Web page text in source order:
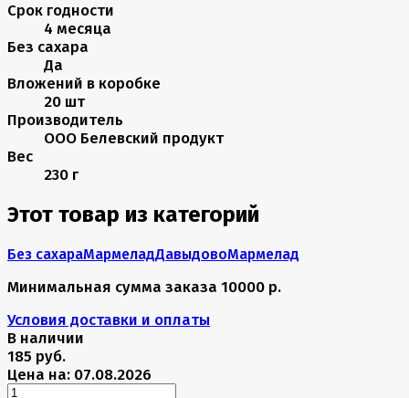
Срок годности
4 месяца
Без сахара
Да
Вложений в коробке
20 шт
Производитель
ООО Белевский продукт
Вес
230 г
Этот товар из категорий
Без сахараМармеладДавыдовоМармелад
Минимальная сумма заказа 10000 р.
Условия доставки и оплаты
В наличии
185 руб.
Цена на: 07.08.2026